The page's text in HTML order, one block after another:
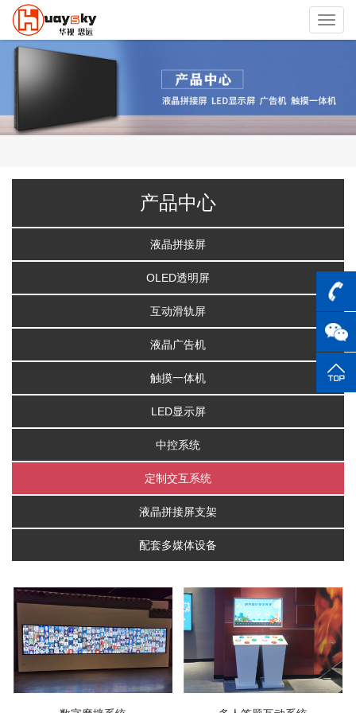
产品中心
液晶拼接屏
OLED透明屏
互动滑轨屏
液晶广告机
触摸一体机
LED显示屏
中控系统
定制交互系统
液晶拼接屏支架
配套多媒体设备